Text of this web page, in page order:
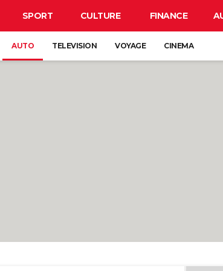
SPORT CULTURE FINANCE
AUTO TELEVISION VOYAGE CINEMA